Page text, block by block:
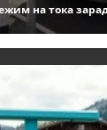
на тока